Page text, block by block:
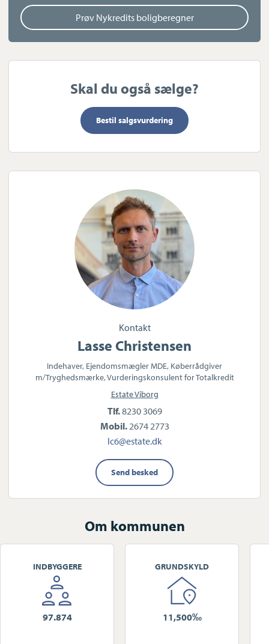
eftertragtede områder.
Prøv Nykredits boligberegner
Skal du også sælge?
Bestil salgsvurdering
Kontakt
Lasse Christensen
Indehaver, Ejendomsmægler MDE, Køberrådgiver
m/Tryghedsmærke, Vurderingskonsulent for Totalkredit
Estate Viborg
Tlf.8230 3069
Mobil.2674 2773
lc6@estate.dk
Send besked
Om kommunen
INDBYGGERE
97.874
GRUNDSKYLD
11,500‰